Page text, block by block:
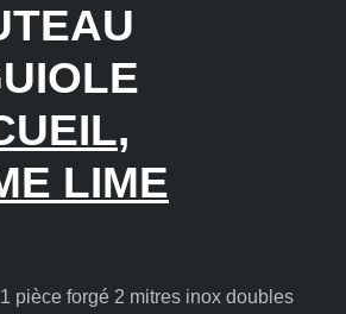
,
LIME
pièce forgé 2 mitres inox doubles